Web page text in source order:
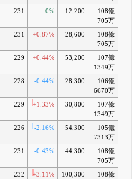
231 0% 12,200
108億
705万
231 +0.87% 28,600
108億
705万
229 +0.44% 53,200
107億
1349万
228 -0.44% 28,300
106億
6670万
229 +1.33% 30,800
107億
1349万
226 -2.16% 54,300
105億
7313万
231 -0.43% 44,300
108億
705万
232 +3.11% 100,300
108億